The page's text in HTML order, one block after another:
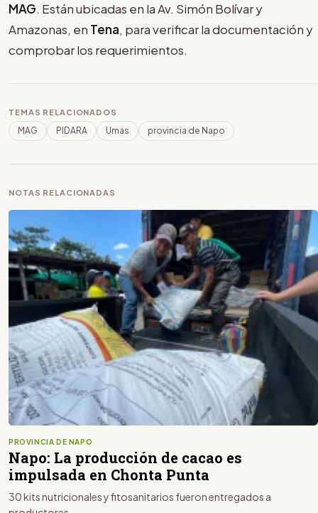
MAG. Están ubicadas en la Av. Simón Bolívar y
Amazonas, en Tena, para verificar la documentación y
comprobar los requerimientos.
TEMAS RELACIONADOS
MAG PIDARA Umas provincia de Napo
NOTAS RELACIONADAS
PROVINCIA DE NAPO
Napo: La producción de cacao es
impulsada en Chonta Punta
30 kits nutricionales y fitosanitarios fueron entregados a